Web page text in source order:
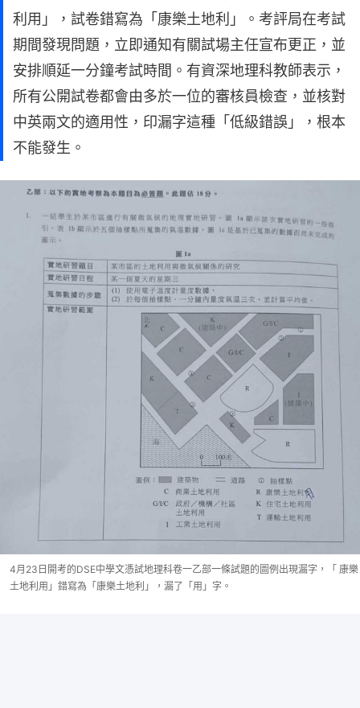
利用」，試卷錯寫為「康樂土地利」。考評局在考試
期間發現問題，立即通知有關試場主任宣布更正，並
安排順延一分鐘考試時間。有資深地理科教師表示，
所有公開試卷都會由多於一位的審核員檢查，並核對
中英兩文的適用性，印漏字這種「低級錯誤」，根本
不能發生。
4月23日開考的DSE中學文憑試地理科卷一乙部一條試題的圖例出現漏字，「 康樂
土地利用」錯寫為「康樂土地利」，漏了「用」字。